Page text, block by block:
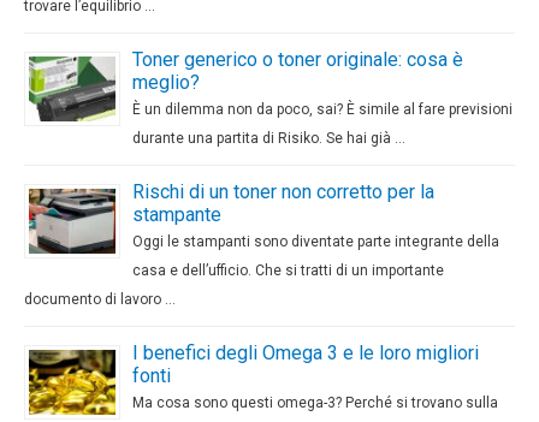
trovare l’equilibrio …
Toner generico o toner originale: cosa è
meglio?
È un dilemma non da poco, sai? È simile al fare previsioni
durante una partita di Risiko. Se hai già …
Rischi di un toner non corretto per la
stampante
Oggi le stampanti sono diventate parte integrante della
casa e dell’ufficio. Che si tratti di un importante
documento di lavoro …
I benefici degli Omega 3 e le loro migliori
fonti
Ma cosa sono questi omega-3? Perché si trovano sulla